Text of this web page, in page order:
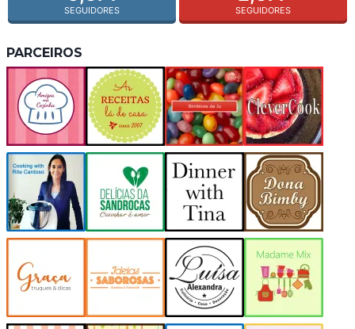
SEGUIDORES SEGUIDORES
PARCEIROS